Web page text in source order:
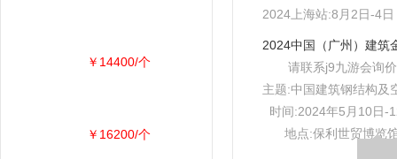
2024上海站:8月2日-4
请联系j9九游会询价
主题:中国建筑钢结构及
时间:2024年5月10日-
地点:保利世贸博览
￥14400/个
￥16200/个